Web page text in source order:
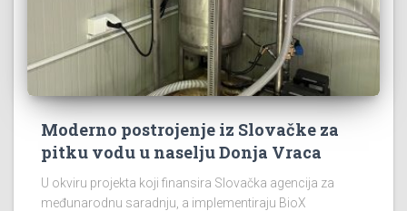
Moderno postrojenje iz Slovačke za
pitku vodu u naselju Donja Vraca
U okviru projekta koji finansira Slovačka agencija za
međunarodnu saradnju, a implementiraju BioX